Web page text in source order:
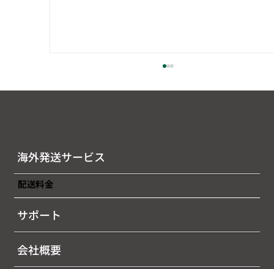
海外発送サービス
配送料金
サポート
会社概要